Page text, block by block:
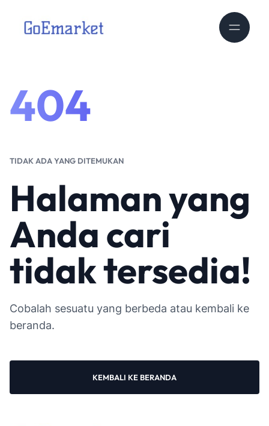
404
TIDAK ADA YANG DITEMUKAN
Halaman yang
Anda cari
tidak tersedia!
Cobalah sesuatu yang berbeda atau kembali ke
beranda.
KEMBALI KE BERANDA